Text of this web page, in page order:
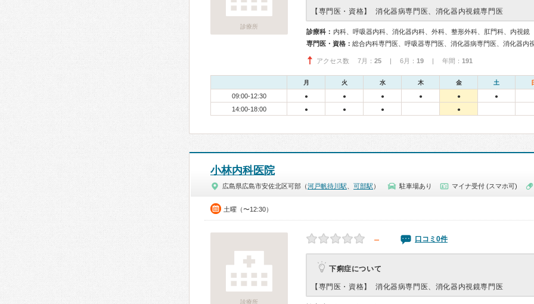
診療所
【専門医・資格】 消化器病専門医、消化器内視鏡専門医
診療科： 内科、呼吸器内科、消化器内科、外科、整形外科、肛門科、内視鏡
専門医・資格： 総合内科専門医、呼吸器専門医、消化器病専門医、消化器内
アクセス数 7月： 25 | 6月： 19 | 年間： 191
月 火 水 木 金 土
09:00-12:30 ● ● ● ● ● ●
14:00-18:00 ● ● ● ●
小林内科医院
広島県広島市安佐北区可部（河戸帆待川駅 可部駅 ） 駐車場あり マイナ受付 (スマホ可)
土曜（〜12:30）
診療所
－ 口コミ0件
下痢症について
【専門医・資格】 消化器病専門医、消化器内視鏡専門医